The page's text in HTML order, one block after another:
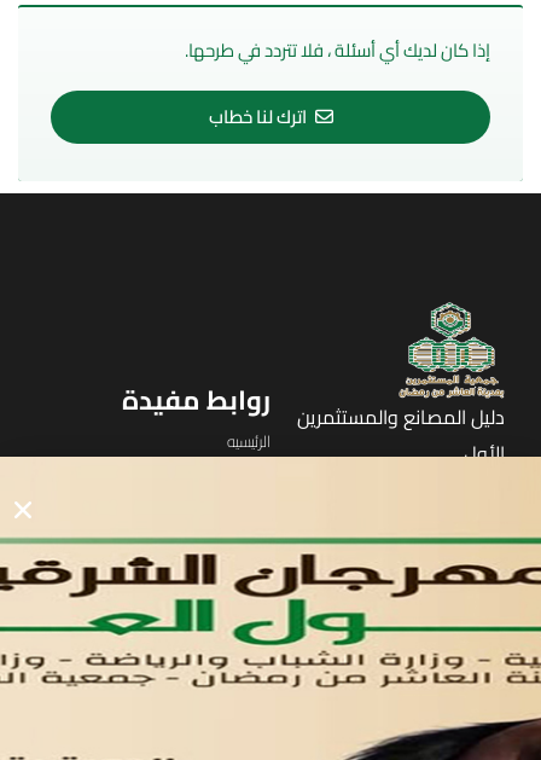
إذا كان لديك أي أسئلة ، فلا تتردد في طرحها.
اترك لنا خطاب
دليل المصانع والمستثمرين
الأول
روابط مفيدة
الرئيسيه
لوحه التحكم
اتصل بنا
تواصل معنا
مدينة العاشر من رمضان